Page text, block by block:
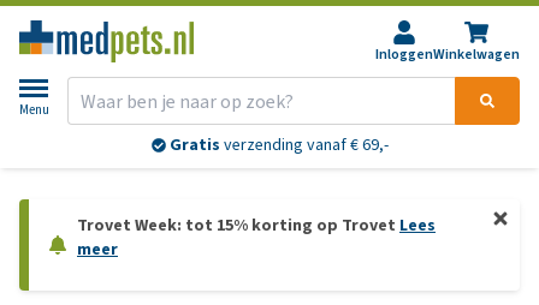
InloggenWinkelwagen
Menu
Gratis verzending vanaf € 69,-
Trovet Week: tot 15% korting op Trovet Lees
meer